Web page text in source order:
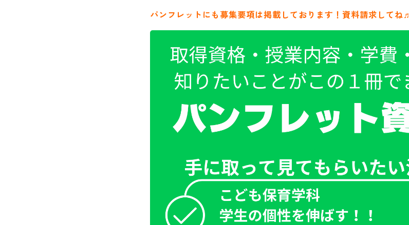
パンフレットにも募集要項は掲載しております！資料請求してね♬